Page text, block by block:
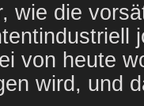
wie die
von heute
wird, und